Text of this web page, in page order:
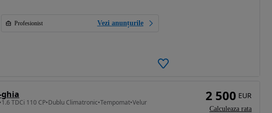
Profesionist Vezi anunțurile
ghia
TDCi 110 CP•Dublu Climatronic•Tempomat•Velur 2 500 EUR
Calculeaza rata